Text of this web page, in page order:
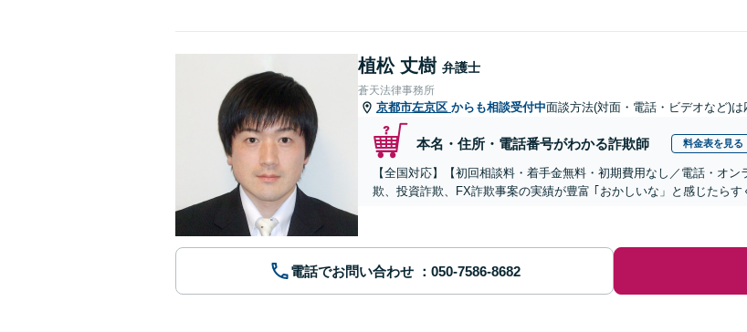
植松 丈樹 弁護士
蒼天法律事務所
京都市左京区 からも相談受付中面談方法(対面・電話・ビデオなど)は
本名・住所・電話番号がわかる詐欺師 料金表を見る
【全国対応】【初回相談料・着手金無料・初期費用なし／電話・オ
欺、投資詐欺、FX詐欺事案の実績が豊富 ｢おかしいな」と感じたらす
電話でお問い合わせ